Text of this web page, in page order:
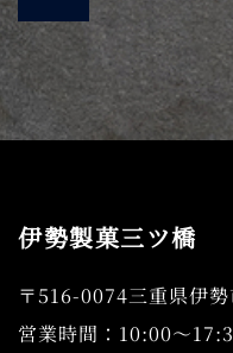
ー
ジ
送
り
伊勢製菓三ツ橋
〒516-0074三重県伊
営業時間：10:00～